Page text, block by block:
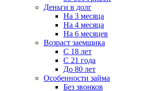
Деньги в долг
На 3 месяца
На 4 месяца
На 6 месяцев
Возраст заемщика
С 18 лет
С 21 года
До 80 лет
Особенности займа
Без звонков